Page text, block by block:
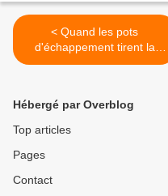
< Quand les pots
d'échappement tirent la
langue...
Hébergé par Overblog
Top articles
Pages
Contact